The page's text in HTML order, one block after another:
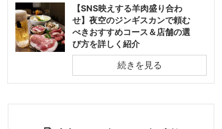
【SNS映えする羊肉盛り合わ
せ】夜空のジンギスカンで頼む
べきおすすめコース＆店舗の選
び方を詳しく紹介
続きを見る